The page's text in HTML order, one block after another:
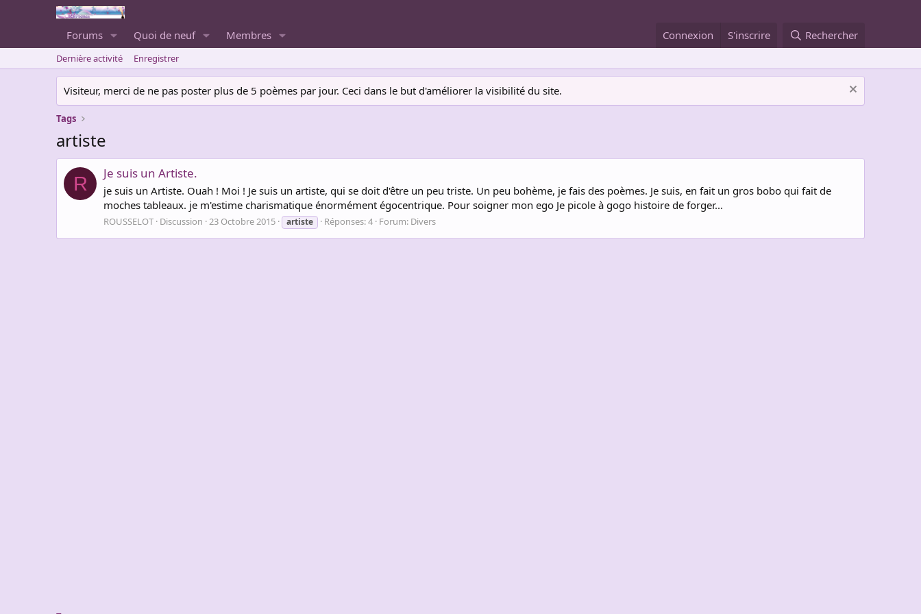
Forums Quoi de neuf Membres Connexion S'inscrire Rechercher
Dernière activité Enregistrer
Visiteur, merci de ne pas poster plus de 5 poèmes par jour. Ceci dans le but d'améliorer la visibilité du site.
Tags
artiste
R Je suis un Artiste.
je suis un Artiste. Ouah ! Moi ! Je suis un artiste, qui se doit d'être un peu triste. Un peu bohème, je fais des poèmes. Je suis, en fait un gros bobo qui fait de
moches tableaux. je m'estime charismatique énormément égocentrique. Pour soigner mon ego Je picole à gogo histoire de forger...
ROUSSELOT Discussion 23 Octobre 2015 artiste Réponses: 4 Forum: Divers